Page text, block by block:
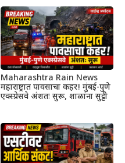
Maharashtra Rain News
महाराष्ट्रात पावसाचा कहर! मुंबई-पुणे
एक्स्प्रेसवे अंशतः सुरू, शाळांना सुट्टी